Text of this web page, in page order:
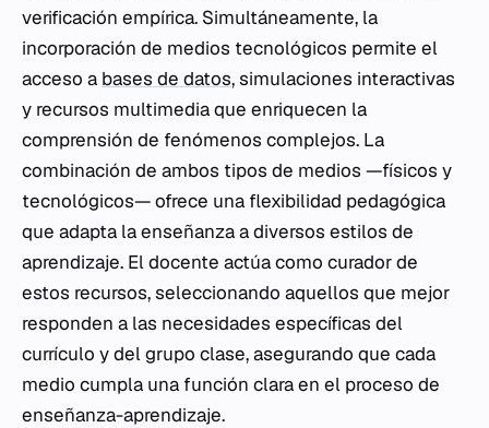
verificación empírica. Simultáneamente, la
incorporación de medios tecnológicos permite el
acceso a bases de datos, simulaciones interactivas
y recursos multimedia que enriquecen la
comprensión de fenómenos complejos. La
combinación de ambos tipos de medios —físicos y
tecnológicos— ofrece una flexibilidad pedagógica
que adapta la enseñanza a diversos estilos de
aprendizaje. El docente actúa como curador de
estos recursos, seleccionando aquellos que mejor
responden a las necesidades específicas del
currículo y del grupo clase, asegurando que cada
medio cumpla una función clara en el proceso de
enseñanza-aprendizaje.